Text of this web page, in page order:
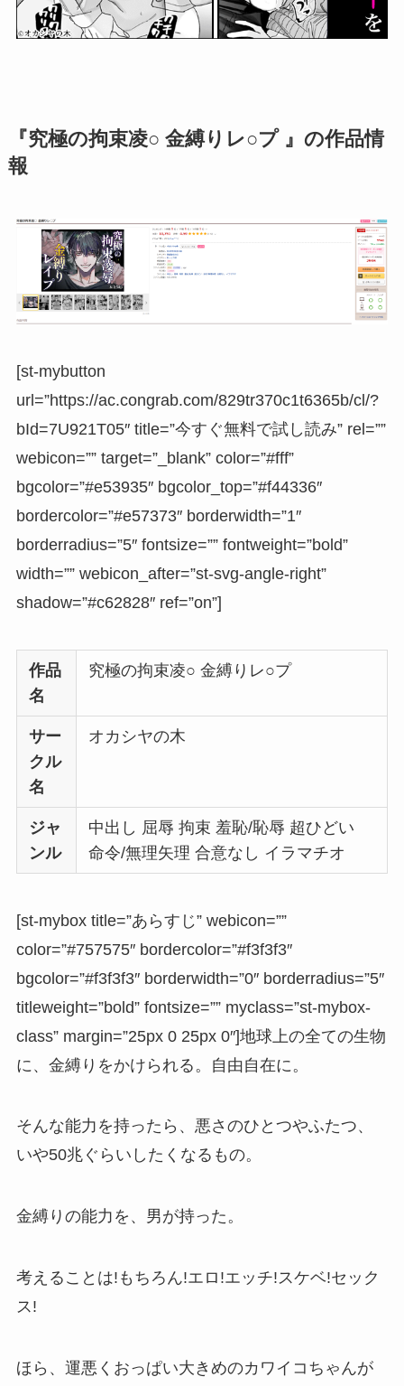
『究極の拘束凌○ 金縛りレ○プ 』の作品情
報
[st-mybutton
url=”https://ac.congrab.com/829tr370c1t6365b/cl/?
bId=7U921T05″ title=”今すぐ無料で試し読み” rel=””
webicon=”” target=”_blank” color=”#fff”
bgcolor=”#e53935″ bgcolor_top=”#f44336″
bordercolor=”#e57373″ borderwidth=”1″
borderradius=”5″ fontsize=”” fontweight=”bold”
width=”” webicon_after=”st-svg-angle-right”
shadow=”#c62828″ ref=”on”]
作品
名
究極の拘束凌○ 金縛りレ○プ
サー
クル
名
オカシヤの木
ジャ
ンル
中出し 屈辱 拘束 羞恥/恥辱 超ひどい
命令/無理矢理 合意なし イラマチオ
[st-mybox title=”あらすじ” webicon=””
color=”#757575″ bordercolor=”#f3f3f3″
bgcolor=”#f3f3f3″ borderwidth=”0″ borderradius=”5″
titleweight=”bold” fontsize=”” myclass=”st-mybox-
class” margin=”25px 0 25px 0″]地球上の全ての生物
に、金縛りをかけられる。自由自在に。
そんな能力を持ったら、悪さのひとつやふたつ、
いや50兆ぐらいしたくなるもの。
金縛りの能力を、男が持った。
考えることは!もちろん!エロ!エッチ!スケベ!セック
ス!
ほら、運悪くおっぱい大きめのカワイコちゃんが